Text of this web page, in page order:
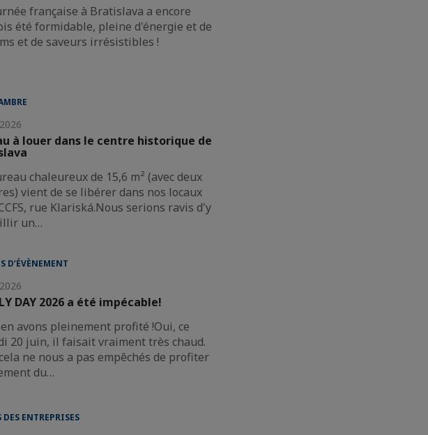
française à Bratislava a encore
été formidable, pleine d'énergie et de
et de saveurs irrésistibles !
à louer dans le centre historique de
chaleureux de 15,6 m² (avec deux
vient de se libérer dans nos locaux
rue Klariská.Nous serions ravis d'y
un…
D’ÉVÈNEMENT
DAY 2026 a été impécable!
avons pleinement profité !Oui, ce
20 juin, il faisait vraiment très chaud.
ne nous a pas empêchés de profiter
du…
DES ENTREPRISES